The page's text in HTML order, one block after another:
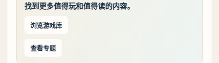
找到更多值得玩和值得读的内容。
浏览游戏库
查看专题